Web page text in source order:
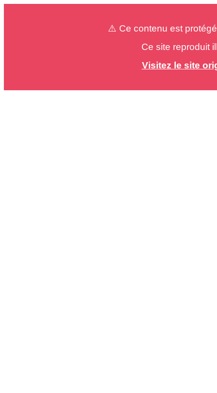
⚠️ Ce contenu est
Ce site reproduit
Visitez le site